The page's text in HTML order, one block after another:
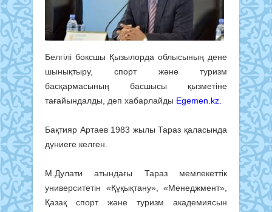
Белгілі боксшы Қызылорда облысының дене
шынықтыру, спорт және туризм
басқармасының басшысы қызметіне
тағайындалды, деп хабарлайды Egemen.kz.
Бақтияр Артаев 1983 жылы Тараз қаласында
дүниеге келген.
М.Дулати атындағы Тараз мемлекеттік
университетін «Құқықтану», «Менеджмент»,
Қазақ спорт және туризм академиясын